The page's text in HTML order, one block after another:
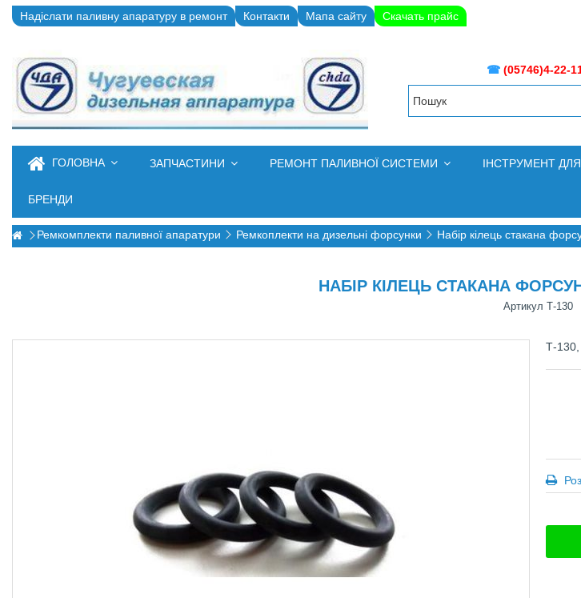
Надіслати паливну апаратуру в ремонт Контакти Мапа сайту Скачать прайс
☎ (05746)4-22-
ГОЛОВНА ЗАПЧАСТИНИ РЕМОНТ ПАЛИВНОЇ СИСТЕМИ ІНСТРУМЕНТ
БРЕНДИ
Ремкомплекти паливної апаратури Ремкоплекти на дизельні форсунки Набір кілець стакана
НАБІР КІЛЕЦЬ СТАКАНА
Артикул Т-130
Т-